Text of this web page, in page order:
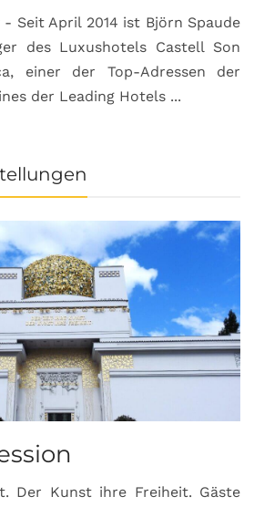
Seit April 2014 ist Björn Spaude
des Luxushotels Castell Son
einer der Top-Adressen der
der Leading Hotels ...
Der Kunst ihre Freiheit. Gäste